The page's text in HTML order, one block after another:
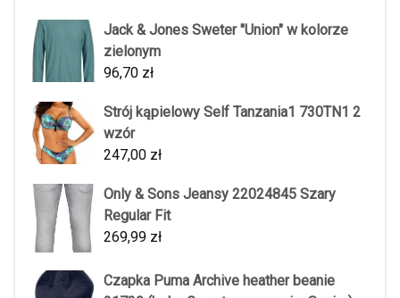
Jack & Jones Sweter "Union" w kolorze
zielonym
96,70 zł
Strój kąpielowy Self Tanzania1 730TN1 2
wzór
247,00 zł
Only & Sons Jeansy 22024845 Szary
Regular Fit
269,99 zł
Czapka Puma Archive heather beanie